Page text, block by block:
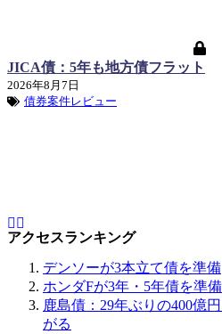
JICA債：5年も地方債フラット
2026年8月7日
債券案件レビュー
アクセスランキング
デンソーが3本立て債を準備
ホンダFが3年・5年債を準備
鹿島債：29年ぶりの400億
がる